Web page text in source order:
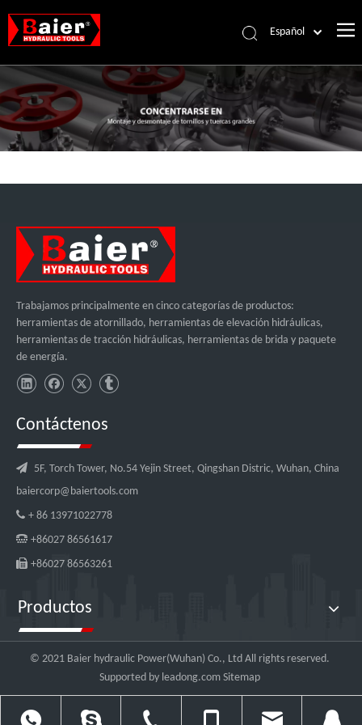
Español
Pусский
Français
العربية
English
Trabajamos principalmente en cinco categorías de productos:
herramientas de atornillado, herramientas de elevación hidráulicas,
herramientas de tracción hidráulicas, herramientas de brida y paquete
de energía.
Contáctenos
 5F, Torch Tower, No.54 Yejin Street, Qingshan Distric, Wuhan, China
baiercorp@baiertools.com
 + 86 13971022778
 +86027 86561617
 +86027 86563261
Productos
© 2021 Baier hydraulic Power(Wuhan) Co., Ltd All rights reserved.
Supported by leadong.com Sitemap